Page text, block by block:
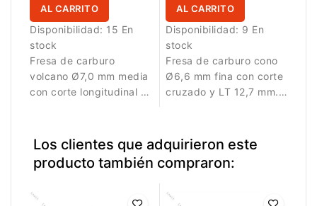
AL CARRITO
Disponibilidad: 15 En
stock
Fresa de carburo
volcano Ø7,0 mm media
con corte longitudinal y
eficiente y controlada.
AL CARRITO
Disponibilidad: 9 En
stock
Fresa de carburo cono
Ø6,6 mm fina con corte
cruzado y LT 12,7 mm.
refinamiento.
Los clientes que adquirieron este
producto también compraron: